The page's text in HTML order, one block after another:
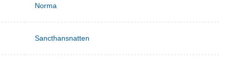
Norma
Sancthansnatten